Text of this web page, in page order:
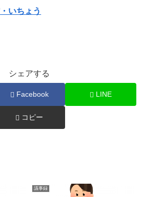
いちょう
シェアする
Facebook LINE
コピー
議事録